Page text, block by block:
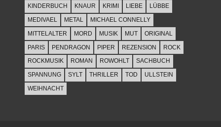
KINDERBUCH
KNAUR KRIMI LIEBE
LÜBBE
MEDIVAEL
METAL
MICHAEL CONNELLY
MITTELALTER
MORD MUSIK MUT
ORIGINAL
PARIS
PENDRAGON PIPER REZENSION
ROCK
ROCKMUSIK
ROMAN ROWOHLT
SACHBUCH
SPANNUNG
SYLT THRILLER TOD
ULLSTEIN
WEIHNACHT